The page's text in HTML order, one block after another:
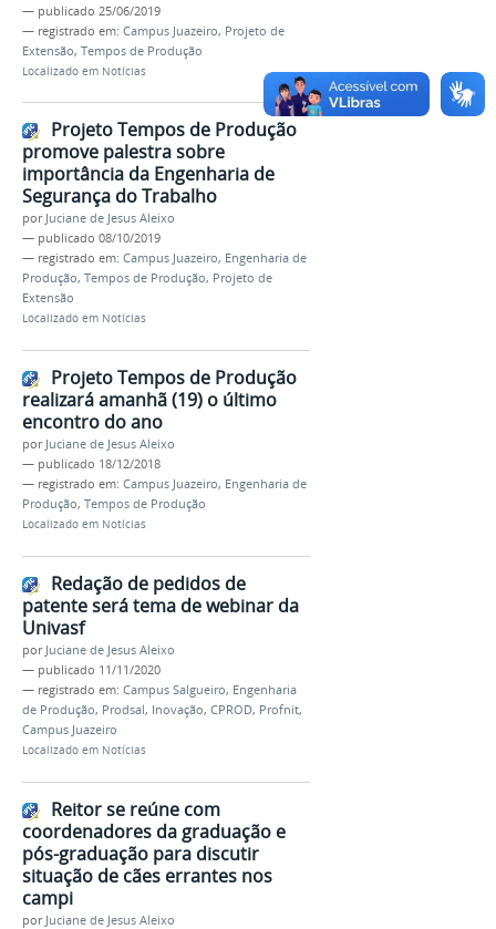
— publicado 25/06/2019
— registrado em: Campus Juazeiro, Projeto de
Extensão, Tempos de Produção
Localizado em Notícias
Projeto Tempos de Produção
promove palestra sobre
importância da Engenharia de
Segurança do Trabalho
por Juciane de Jesus Aleixo
— publicado 08/10/2019
— registrado em: Campus Juazeiro, Engenharia de
Produção, Tempos de Produção, Projeto de
Extensão
Localizado em Notícias
Projeto Tempos de Produção
realizará amanhã (19) o último
encontro do ano
por Juciane de Jesus Aleixo
— publicado 18/12/2018
— registrado em: Campus Juazeiro, Engenharia de
Produção, Tempos de Produção
Localizado em Notícias
Redação de pedidos de
patente será tema de webinar da
Univasf
por Juciane de Jesus Aleixo
— publicado 11/11/2020
— registrado em: Campus Salgueiro, Engenharia
de Produção, Prodsal, Inovação, CPROD, Profnit,
Campus Juazeiro
Localizado em Notícias
Reitor se reúne com
coordenadores da graduação e
pós-graduação para discutir
situação de cães errantes nos
campi
por Juciane de Jesus Aleixo